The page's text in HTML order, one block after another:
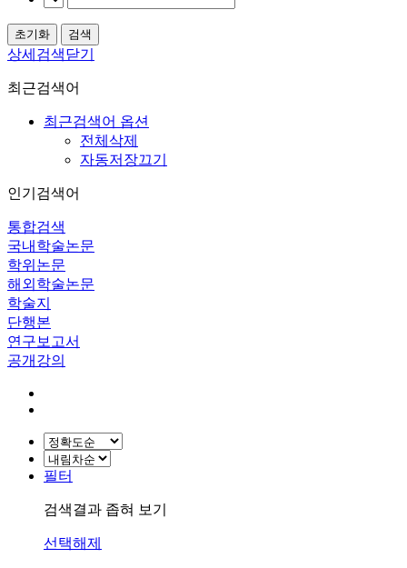
상세검색닫기
최근검색어
최근검색어 옵션
전체삭제
자동저장끄기
인기검색어
통합검색
국내학술논문
학위논문
해외학술논문
학술지
단행본
연구보고서
공개강의
필터
검색결과 좁혀 보기
선택해제